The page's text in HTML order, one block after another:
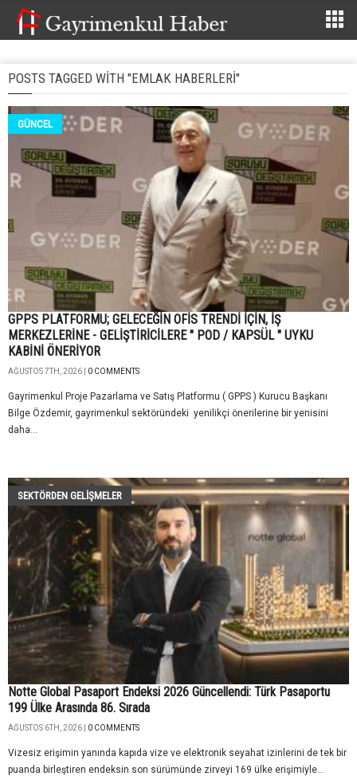
POSTS TAGGED WITH "EMLAK HABERLERI"
GÜNCEL
GPPS PLATFORMU; GELECEĞİN OFİS TRENDİ İÇİN, İŞ
MERKEZLERİNE - GELİŞTİRİCİLERE " POD / KAPSÜL " UYKU
KABİNİ ÖNERİYOR
AĞUSTOS 7TH, 2026 | 0 COMMENTS
Gayrimenkul Proje Pazarlama ve Satış Platformu ( GPPS ) Kurucu Başkanı
Bilge Özdemir, gayrimenkul sektöründeki yenilikçi önerilerine bir yenisini
daha...
SEKTÖRDEN GELIŞMELER
Notte Global Pasaport Endeksi 2026 Güncellendi: Türk Pasaportu
199 Ülke Arasında 86. Sırada
AĞUSTOS 6TH, 2026 | 0 COMMENTS
Vizesiz erişimin yanında kapıda vize ve elektronik seyahat izinlerini de tek bir
puanda birleştiren endeksin son sürümünde zirveyi 169 ülke erişimiyle...